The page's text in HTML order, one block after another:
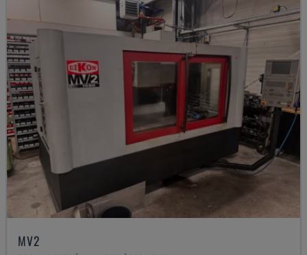
MV2